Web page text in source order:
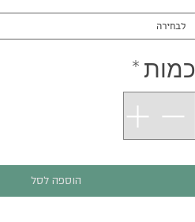
לבחירה
כמות*
הוספה לסל